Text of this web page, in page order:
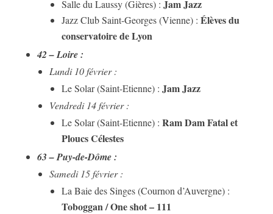
Salle du Laussy (Gières) : Jam Jazz
Jazz Club Saint-Georges (Vienne) : Élèves du
conservatoire de Lyon
42 – Loire :
Lundi 10 février :
Le Solar (Saint-Etienne) : Jam Jazz
Vendredi 14 février :
Le Solar (Saint-Etienne) : Ram Dam Fatal et
Ploucs Célestes
63 – Puy-de-Dôme :
Samedi 15 février :
La Baie des Singes (Cournon d’Auvergne) :
Toboggan / One shot – 111